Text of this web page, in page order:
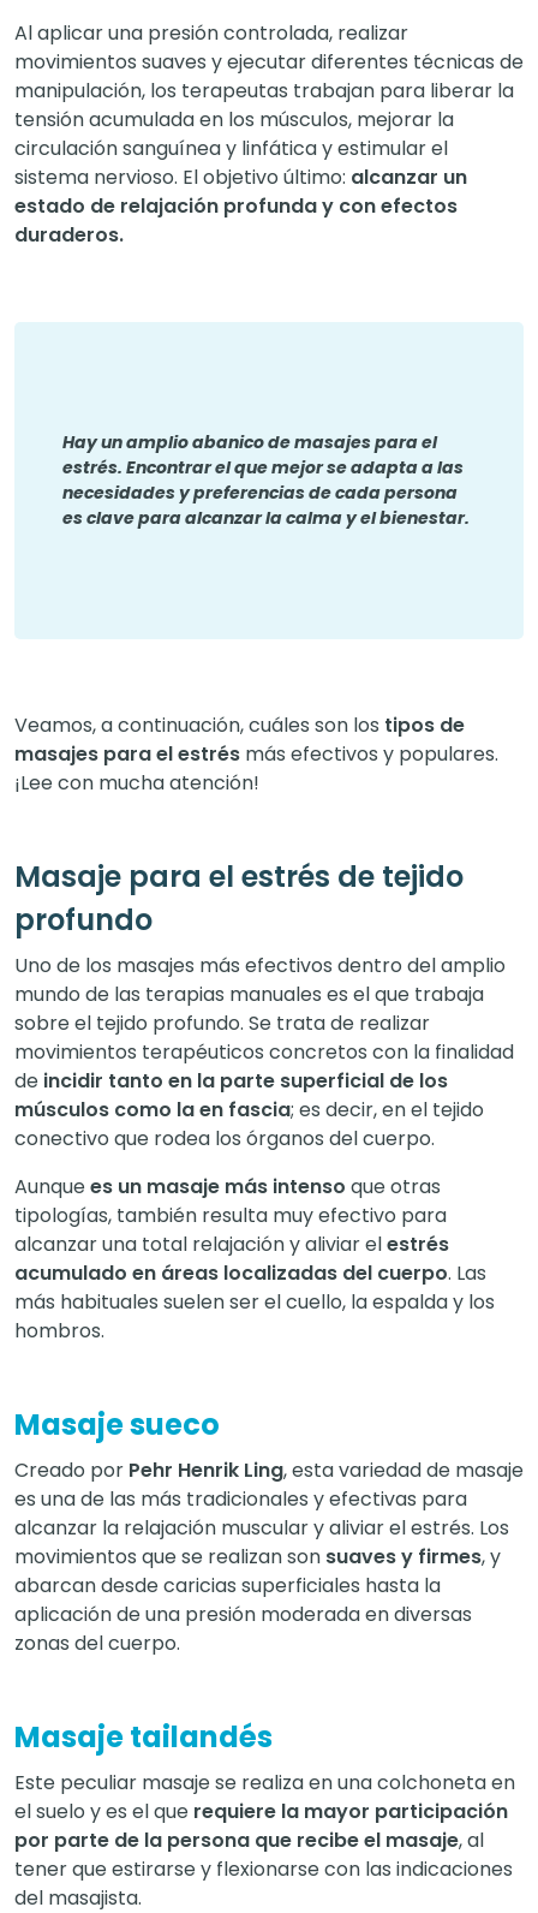
Al aplicar una presión controlada, realizar
movimientos suaves y ejecutar diferentes técnicas de
manipulación, los terapeutas trabajan para liberar la
tensión acumulada en los músculos, mejorar la
circulación sanguínea y linfática y estimular el
sistema nervioso. El objetivo último: alcanzar un
estado de relajación profunda y con efectos
duraderos.
Hay un amplio abanico de masajes para el
estrés. Encontrar el que mejor se adapta a las
necesidades y preferencias de cada persona
es clave para alcanzar la calma y el bienestar.
Veamos, a continuación, cuáles son los tipos de
masajes para el estrés más efectivos y populares.
¡Lee con mucha atención!
Masaje para el estrés de tejido
profundo
Uno de los masajes más efectivos dentro del amplio
mundo de las terapias manuales es el que trabaja
sobre el tejido profundo. Se trata de realizar
movimientos terapéuticos concretos con la finalidad
de incidir tanto en la parte superficial de los
músculos como la en fascia; es decir, en el tejido
conectivo que rodea los órganos del cuerpo.
Aunquees un masaje más intenso que otras
tipologías, también resulta muy efectivo para
alcanzar una total relajación y aliviar elestrés
acumulado en áreas localizadas del cuerpo. Las
más habituales suelen ser el cuello, la espalda y los
hombros.
Masaje sueco
Creado por Pehr Henrik Ling, esta variedad de masaje
es una de las más tradicionales y efectivas para
alcanzar la relajación muscular y aliviar el estrés. Los
movimientos que se realizan son suaves y firmes, y
abarcan desde caricias superficiales hasta la
aplicación de una presión moderada en diversas
zonas del cuerpo.
Masaje tailandés
Este peculiar masaje se realiza en una colchoneta en
el suelo y es el que requiere la mayor participación
por parte de la persona que recibe el masaje, al
tener que estirarse y flexionarse con las indicaciones
del masajista.